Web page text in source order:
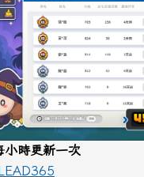
小時更新一次